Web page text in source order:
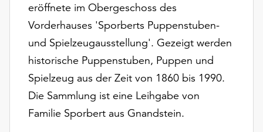
über
Schaltfläche
„Auswählen“.
Weitere
Informationen
finden
eröffnete im Obergeschoss des
Vorderhauses 'Sporberts Puppenstuben-
und Spielzeugausstellung'. Gezeigt werden
historische Puppenstuben, Puppen und
Spielzeug aus der Zeit von 1860 bis 1990.
Die Sammlung ist eine Leihgabe von
Familie Sporbert aus Gnandstein.